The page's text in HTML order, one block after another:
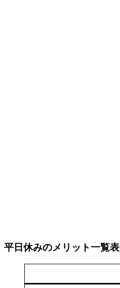
平日休みのメリット一覧表